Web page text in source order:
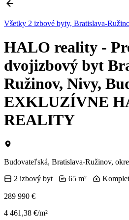
Všetky 2 izbové byty, Bratislava-
HALO reality -
dvojizbový byt
Ružinov, Nivy,
EXKLUZÍVNE
REALITY
Budovateľská, Bratislava-Ružinov,
2 izbový byt
65 m²
289 990 €
4 461,38 €/m²